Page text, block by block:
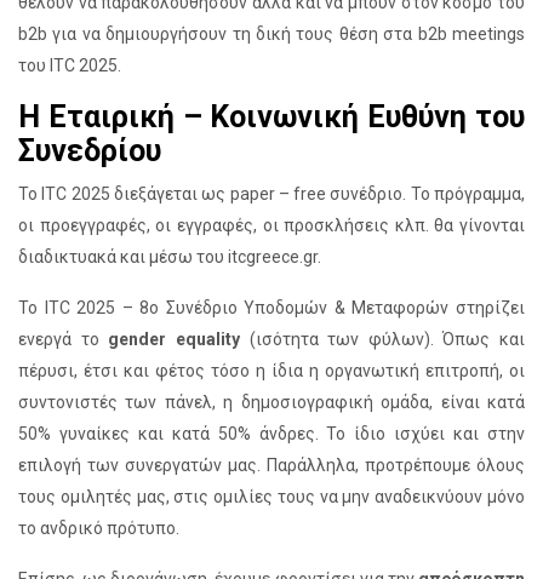
b2b για να δημιουργήσουν τη δική τους θέση στα b2b meetings
του ITC 2025.
Η Εταιρική – Κοινωνική Ευθύνη του
Συνεδρίου
Το ITC 2025 διεξάγεται ως paper – free συνέδριο. Το πρόγραμμα,
οι προεγγραφές, οι εγγραφές, οι προσκλήσεις κλπ. θα γίνονται
διαδικτυακά και μέσω του itcgreece.gr.
Το ITC 2025 – 8ο Συνέδριο Υποδομών & Μεταφορών στηρίζει
ενεργά το gender equality(ισότητα των φύλων). Όπως και
πέρυσι, έτσι και φέτος τόσο η ίδια η οργανωτική επιτροπή, οι
συντονιστές των πάνελ, η δημοσιογραφική ομάδα, είναι κατά
50% γυναίκες και κατά 50% άνδρες. Το ίδιο ισχύει και στην
επιλογή των συνεργατών μας. Παράλληλα, προτρέπουμε όλους
τους ομιλητές μας, στις ομιλίες τους να μην αναδεικνύουν μόνο
το ανδρικό πρότυπο.